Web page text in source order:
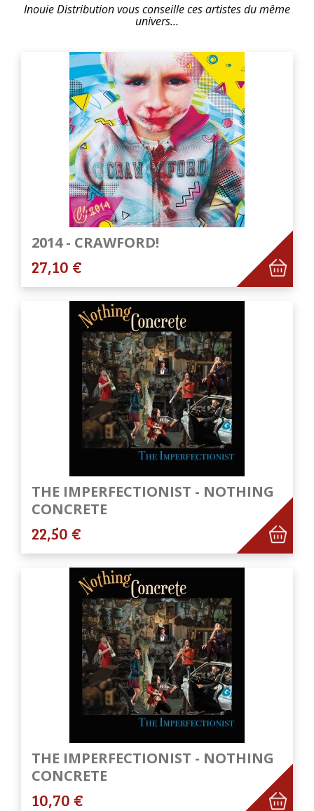
Inouie Distribution vous conseille ces artistes du même
univers…
2014 - CRAWFORD!
27,10 €
THE IMPERFECTIONIST - NOTHING
CONCRETE
22,50 €
THE IMPERFECTIONIST - NOTHING
CONCRETE
10,70 €